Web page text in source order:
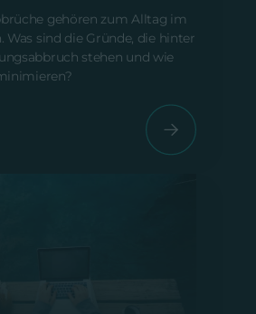
gehören zum Alltag im
Was sind die Gründe, die hinter
stehen und wie